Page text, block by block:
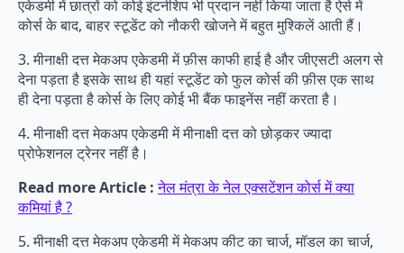
एकेडमी में छात्रों को कोई इंटर्नशिप भी प्रदान नहीं किया जाता है ऐसे में
कोर्स के बाद, बाहर स्टूडेंट को नौकरी खोजने में बहुत मुश्किलें आती हैं।
3. मीनाक्षी दत्त मेकअप एकेडमी में फ़ीस काफी हाई है और जीएसटी अलग से
देना पड़ता है इसके साथ ही यहां स्टूडेंट को फुल कोर्स की फ़ीस एक साथ
ही देना पड़ता है कोर्स के लिए कोई भी बैंक फाइनेंस नहीं करता है।
4. मीनाक्षी दत्त मेकअप एकेडमी में मीनाक्षी दत्त को छोड़कर ज्यादा
प्रोफेशनल ट्रेनर नहीं है।
Read more Article : नेल मंत्रा के नेल एक्सटेंशन कोर्स में क्या
कमियां है ?
5. मीनाक्षी दत्त मेकअप एकेडमी में मेकअप कीट का चार्ज, मॉडल का चार्ज,